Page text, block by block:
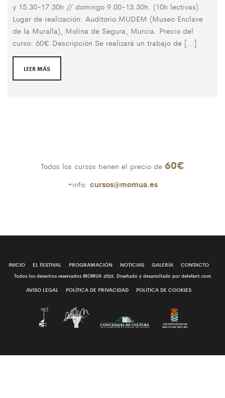
y 15.30-17.30h // domingo 9.00-13.30h. (10h lectivas).
Lugar de realización: Auditorio MUDEM (Museo Enclave
de la Muralla), Molina de Segura, Murcia. Precio del
curso: 60€ Descripción Se realizará un trabajo de [...]
LEER MÁS
Todos los cursos tienen el precio de 60€
+info: cursos@momua.es
INICIO EL FESTIVAL PROGRAMACIÓN NOTICIAS GALERÍA CONTACTO
Todos los derechos reservados MOMUA 2022. Diseñado y desarrollado por delefant.com
AVISO LEGAL POLÍTICA DE PRIVACIDAD POLÍTICA DE COOKIES